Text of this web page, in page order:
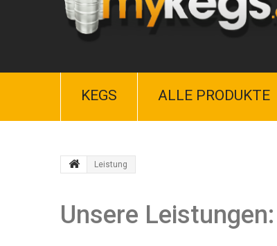
KEGS ALLE PRODUKTE
Leistung
Unsere Leistungen: